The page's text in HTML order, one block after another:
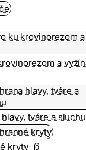
a
hlavy, tváre a sluchu
kryty 0